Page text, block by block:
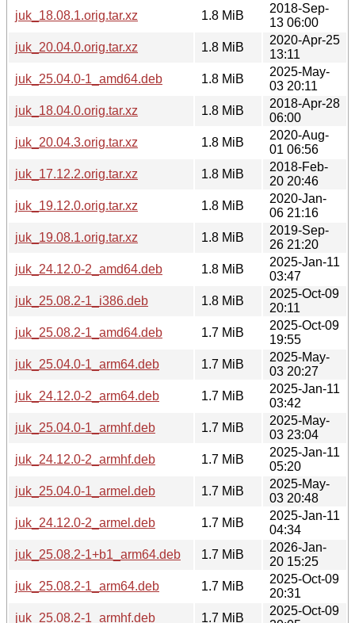
juk_18.08.1.orig.tar.xz
1.8 MiB
2018-Sep-
13 06:00
juk_20.04.0.orig.tar.xz
1.8 MiB
2020-Apr-25
13:11
juk_25.04.0-1_amd64.deb
1.8 MiB
2025-May-
03 20:11
juk_18.04.0.orig.tar.xz
1.8 MiB
2018-Apr-28
06:00
juk_20.04.3.orig.tar.xz
1.8 MiB
2020-Aug-
01 06:56
juk_17.12.2.orig.tar.xz
1.8 MiB
2018-Feb-
20 20:46
juk_19.12.0.orig.tar.xz
1.8 MiB
2020-Jan-
06 21:16
juk_19.08.1.orig.tar.xz
1.8 MiB
2019-Sep-
26 21:20
juk_24.12.0-2_amd64.deb
1.8 MiB
2025-Jan-11
03:47
juk_25.08.2-1_i386.deb
1.8 MiB
2025-Oct-09
20:11
juk_25.08.2-1_amd64.deb
1.7 MiB
2025-Oct-09
19:55
juk_25.04.0-1_arm64.deb
1.7 MiB
2025-May-
03 20:27
juk_24.12.0-2_arm64.deb
1.7 MiB
2025-Jan-11
03:42
juk_25.04.0-1_armhf.deb
1.7 MiB
2025-May-
03 23:04
juk_24.12.0-2_armhf.deb
1.7 MiB
2025-Jan-11
05:20
juk_25.04.0-1_armel.deb
1.7 MiB
2025-May-
03 20:48
juk_24.12.0-2_armel.deb
1.7 MiB
2025-Jan-11
04:34
juk_25.08.2-1+b1_arm64.deb
1.7 MiB
2026-Jan-
20 15:25
juk_25.08.2-1_arm64.deb
1.7 MiB
2025-Oct-09
20:31
juk_25.08.2-1_armhf.deb
1.7 MiB
2025-Oct-09